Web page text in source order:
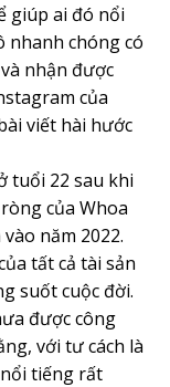
giúp ai đó nổi
nhanh chóng có
nhận được
của
viết hài hước
tuổi 22 sau khi
của Whoa
năm 2022.
tất cả tài sản
suốt cuộc đời.
được công
với tư cách là
tiếng rất